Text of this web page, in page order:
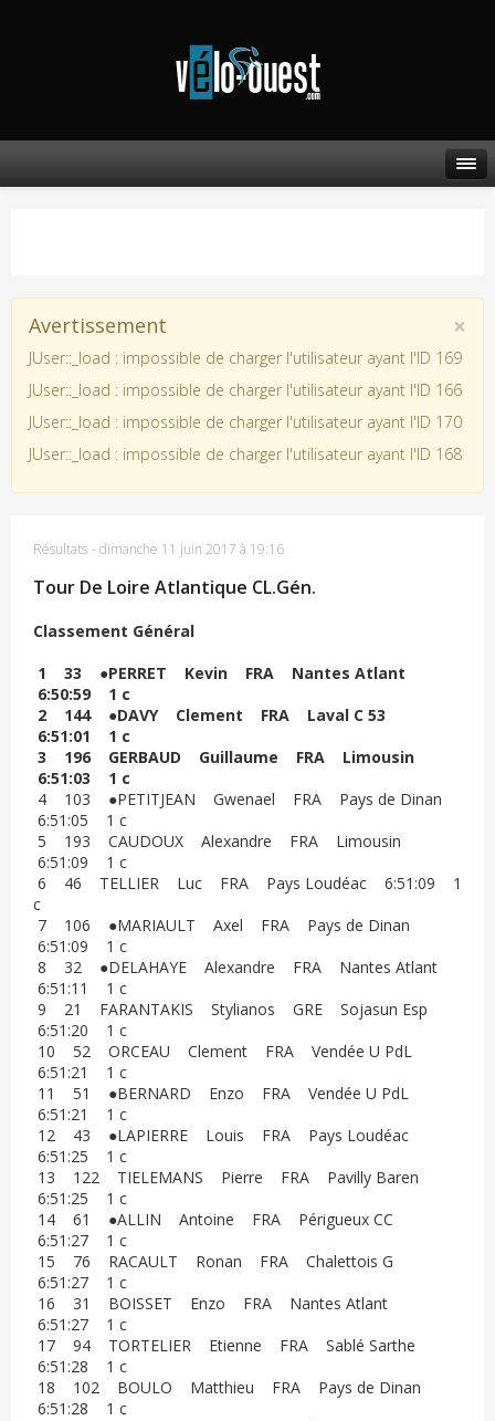
×
Avertissement
JUser::_load : impossible de charger l'utilisateur ayant l'ID 169
JUser::_load : impossible de charger l'utilisateur ayant l'ID 166
JUser::_load : impossible de charger l'utilisateur ayant l'ID 170
JUser::_load : impossible de charger l'utilisateur ayant l'ID 168
Résultats - dimanche 11 juin 2017 à 19:16
Tour De Loire Atlantique CL.Gén.
Classement Général
1 33 ●PERRET Kevin FRA Nantes Atlant
6:50:59 1 c
2 144 ●DAVY Clement FRA Laval C 53
6:51:01 1 c
3 196 GERBAUD Guillaume FRA Limousin
6:51:03 1 c
4 103 ●PETITJEAN Gwenael FRA Pays de Dinan
6:51:05 1 c
5 193 CAUDOUX Alexandre FRA Limousin
6:51:09 1 c
6 46 TELLIER Luc FRA Pays Loudéac 6:51:09 1
c
7 106 ●MARIAULT Axel FRA Pays de Dinan
6:51:09 1 c
8 32 ●DELAHAYE Alexandre FRA Nantes Atlant
6:51:11 1 c
9 21 FARANTAKIS Stylianos GRE Sojasun Esp
6:51:20 1 c
10 52 ORCEAU Clement FRA Vendée U PdL
6:51:21 1 c
11 51 ●BERNARD Enzo FRA Vendée U PdL
6:51:21 1 c
12 43 ●LAPIERRE Louis FRA Pays Loudéac
6:51:25 1 c
13 122 TIELEMANS Pierre FRA Pavilly Baren
6:51:25 1 c
14 61 ●ALLIN Antoine FRA Périgueux CC
6:51:27 1 c
15 76 RACAULT Ronan FRA Chalettois G
6:51:27 1 c
16 31 BOISSET Enzo FRA Nantes Atlant
6:51:27 1 c
17 94 TORTELIER Etienne FRA Sablé Sarthe
6:51:28 1 c
18 102 BOULO Matthieu FRA Pays de Dinan
6:51:28 1 c